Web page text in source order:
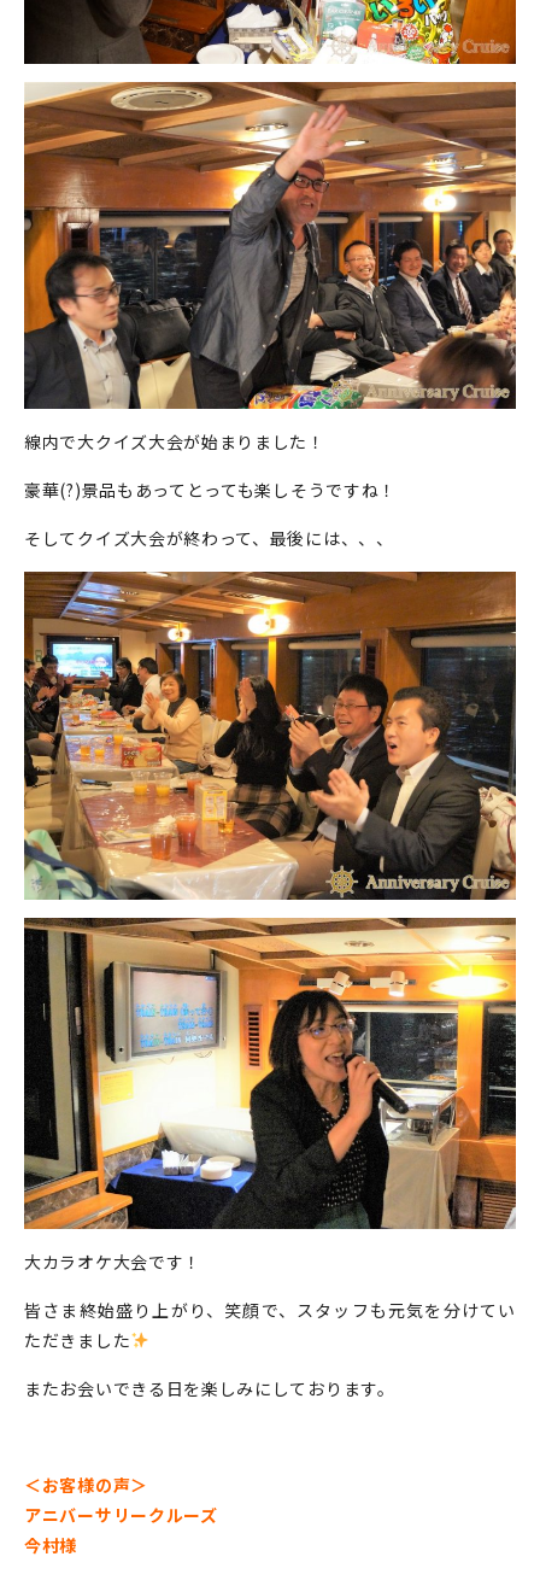
線内で大クイズ大会が始まりました！
豪華(?)景品もあってとっても楽しそうですね！
そしてクイズ大会が終わって、最後には、、、
大カラオケ大会です！
皆さま終始盛り上がり、笑顔で、スタッフも元気を分けてい
ただきました
またお会いできる日を楽しみにしております。
＜お客様の声＞
アニバーサリークルーズ
今村様